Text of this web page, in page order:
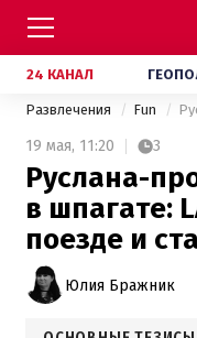
24 КАНАЛ
Развлечения Fun
19 мая, 11:20 3
Руслана-
в шпагате:
поезде и
Юлия Бражник